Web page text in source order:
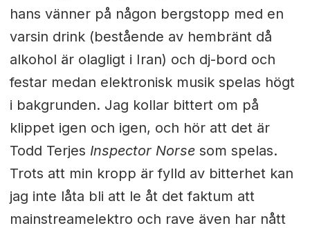
hans vänner på någon bergstopp med en
varsin drink (bestående av hembränt då
alkohol är olagligt i Iran) och dj-bord och
festar medan elektronisk musik spelas högt
i bakgrunden. Jag kollar bittert om på
klippet igen och igen, och hör att det är
Todd Terjes Inspector Norsesom spelas.
Trots att min kropp är fylld av bitterhet kan
jag inte låta bli att le åt det faktum att
mainstreamelektro och rave även har nått